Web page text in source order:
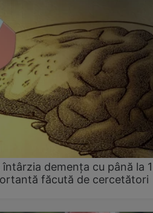
demența cu până la
făcută de cercetători